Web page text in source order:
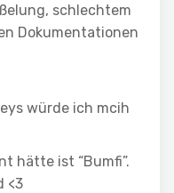
schlechtem
Dokumentationen
würde ich mcih
hätte ist “Bumfi”.
<3